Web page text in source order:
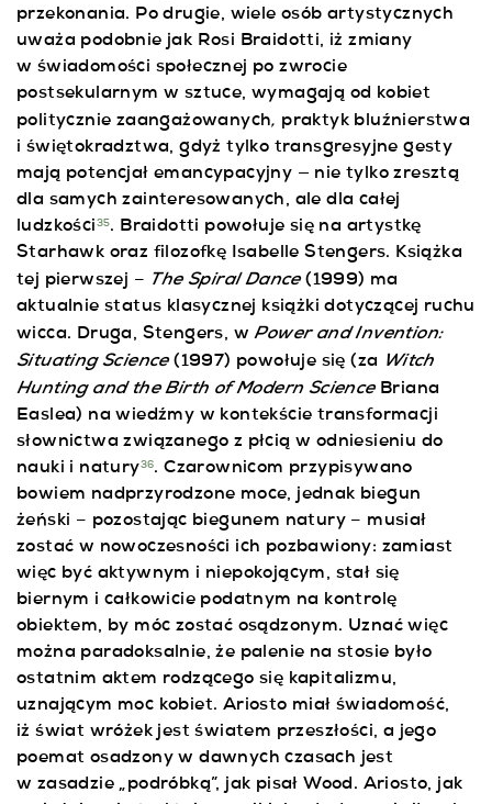
przekonania. Po drugie, wiele osób artystycznych
uważa podobnie jak Rosi Braidotti, iż zmiany
w świadomości społecznej po zwrocie
postsekularnym w sztuce, wymagają od kobiet
politycznie zaangażowanych, praktyk bluźnierstwa
i świętokradztwa, gdyż tylko transgresyjne gesty
mają potencjał emancypacyjny — nie tylko zresztą
dla samych zainteresowanych, ale dla całej
ludzkości 35. Braidotti powołuje się na artystkę
Starhawk oraz filozofkę Isabelle Stengers. Książka
tej pierwszej – The Spiral Dance(1999) ma
aktualnie status klasycznej książki dotyczącej ruchu
wicca. Druga, Stengers, wPower and Invention:
Situating Science(1997) powołuje się (za Witch
Hunting and the Birth of Modern Science Briana
Easlea) na wiedźmy w kontekście transformacji
słownictwa związanego z płcią w odniesieniu do
nauki i natury36. Czarownicom przypisywano
bowiem nadprzyrodzone moce, jednak biegun
żeński – pozostając biegunem natury – musiał
zostać w nowoczesności ich pozbawiony: zamiast
więc być aktywnym i niepokojącym, stał się
biernym i całkowicie podatnym na kontrolę
obiektem, by móc zostać osądzonym. Uznać więc
można paradoksalnie, że palenie na stosie było
ostatnim aktem rodzącego się kapitalizmu,
uznającym moc kobiet. Ariosto miał świadomość,
iż świat wróżek jest światem przeszłości, a jego
poemat osadzony w dawnych czasach jest
w zasadzie „podróbką”, jak pisał Wood. Ariosto, jak